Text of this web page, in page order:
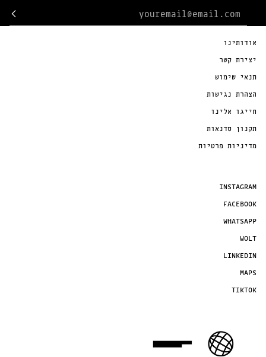
אודותינו
יצירת קשר
תנאי שימוש
הצהרת נגישות
חייגו אלינו
תקנון סדנאות
מדיניות פרטיות
INSTAGRAM
FACEBOOK
WHATSAPP
WOLT
LINKEDIN
MAPS
TIKTOK